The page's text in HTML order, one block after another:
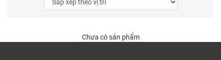
Chưa có sản phẩm